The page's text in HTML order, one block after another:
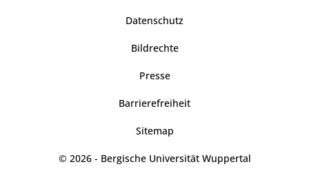
Datenschutz
Bildrechte
Presse
Barrierefreiheit
Sitemap
© 2026 - Bergische Universität Wuppertal